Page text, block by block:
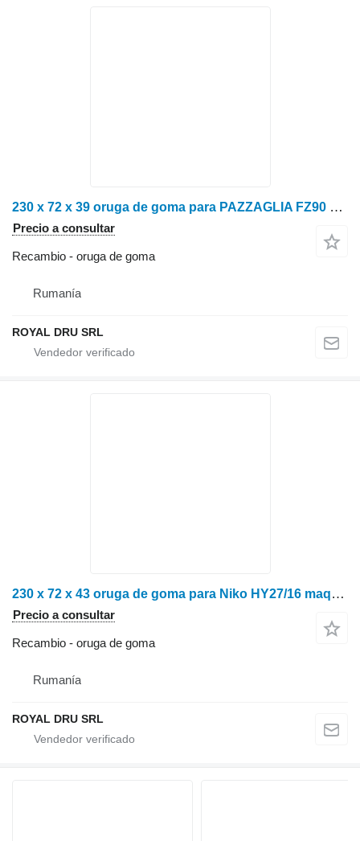
230 x 72 x 39 oruga de goma para PAZZAGLIA FZ90 maquinaria forestal
Precio a consultar
Recambio - oruga de goma
Rumanía
ROYAL DRU SRL
230 x 72 x 43 oruga de goma para Niko HY27/16 maquinaria forestal
Precio a consultar
Recambio - oruga de goma
Rumanía
ROYAL DRU SRL